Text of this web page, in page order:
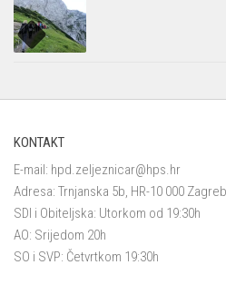
KONTAKT
E-mail: hpd.zeljeznicar@hps.hr
Adresa: Trnjanska 5b, HR-10 000 Zagreb
SDI i Obiteljska: Utorkom od 19:30h
AO: Srijedom 20h
SO i SVP: Četvrtkom 19:30h